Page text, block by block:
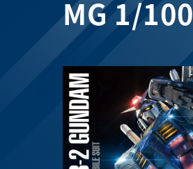
MG 1/